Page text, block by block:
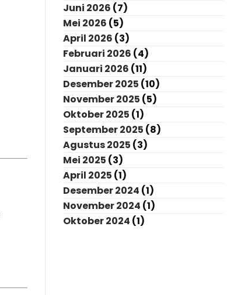
Juni 2026 (7)
Mei 2026 (5)
April 2026 (3)
Februari 2026 (4)
Januari 2026 (11)
Desember 2025 (10)
November 2025 (5)
Oktober 2025 (1)
September 2025 (8)
Agustus 2025 (3)
Mei 2025 (3)
April 2025 (1)
Desember 2024 (1)
November 2024 (1)
Oktober 2024 (1)